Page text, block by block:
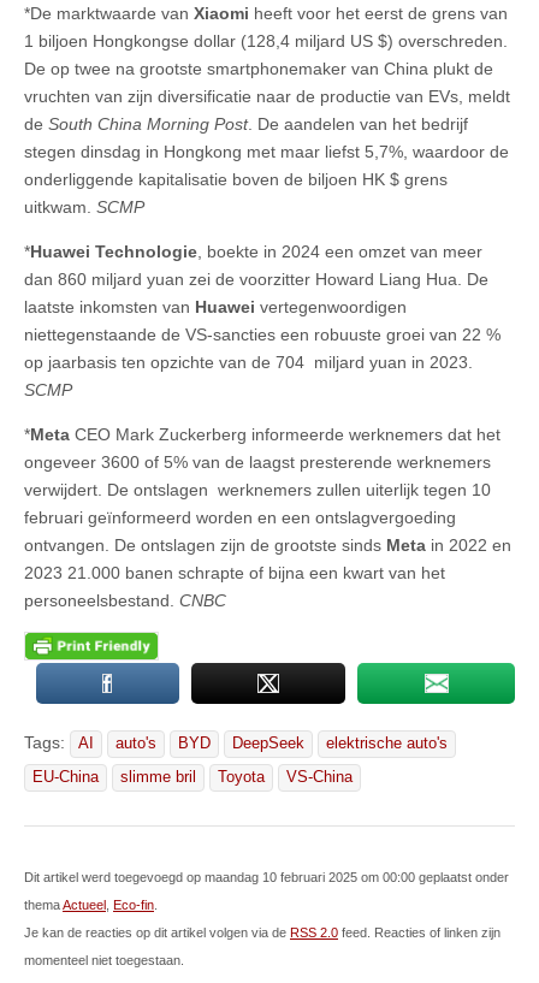
*De marktwaarde van Xiaomi heeft voor het eerst de grens van
1 biljoen Hongkongse dollar (128,4 miljard US $) overschreden.
De op twee na grootste smartphonemaker van China plukt de
vruchten van zijn diversificatie naar de productie van EVs, meldt
de South China Morning Post. De aandelen van het bedrijf
stegen dinsdag in Hongkong met maar liefst 5,7%, waardoor de
onderliggende kapitalisatie boven de biljoen HK $ grens
uitkwam. SCMP
*Huawei Technologie , boekte in 2024 een omzet van meer
dan 860 miljard yuan zei de voorzitter Howard Liang Hua. De
laatste inkomsten van Huawei vertegenwoordigen
niettegenstaande de VS-sancties een robuuste groei van 22 %
op jaarbasis ten opzichte van de 704 miljard yuan in 2023.
SCMP
*Meta CEO Mark Zuckerberg informeerde werknemers dat het
ongeveer 3600 of 5% van de laagst presterende werknemers
verwijdert. De ontslagen werknemers zullen uiterlijk tegen 10
februari geïnformeerd worden en een ontslagvergoeding
ontvangen. De ontslagen zijn de grootste sinds Meta in 2022 en
2023 21.000 banen schrapte of bijna een kwart van het
personeelsbestand. CNBC
Tags: AI auto's BYD DeepSeek
elektrische auto's
EU-China
slimme bril Toyota VS-China
Dit artikel werd toegevoegd op maandag 10 februari 2025 om 00:00 geplaatst onder
themaActueel Eco-fin
Je kan de reacties op dit artikel volgen via de RSS 2.0 feed. Reacties of linken zijn
momenteel niet toegestaan.